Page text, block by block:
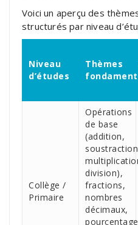
Voici un aperçu des
structurés par niveau
Niveau
d’études
Thèmes
Collège /
Primaire
Opérations
de base
(addition,
division),
fractions,
nombres
décimaux,